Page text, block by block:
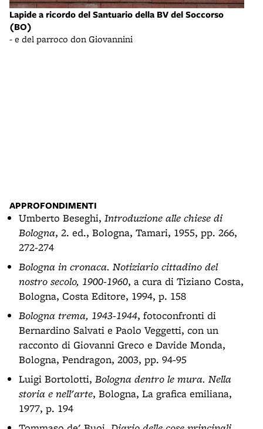
Lapide a ricordo del Santuario della BV del Soccorso
(BO)
- e del parroco don Giovannini
APPROFONDIMENTI
Umberto Beseghi, Introduzione alle chiese di
Bologna, 2. ed., Bologna, Tamari, 1955, pp. 266,
272-274
Bologna in cronaca. Notiziario cittadino del
nostro secolo, 1900-1960, a cura di Tiziano Costa,
Bologna, Costa Editore, 1994, p. 158
Bologna trema, 1943-1944, fotoconfronti di
Bernardino Salvati e Paolo Veggetti, con un
racconto di Giovanni Greco e Davide Monda,
Bologna, Pendragon, 2003, pp. 94-95
Luigi Bortolotti, Bologna dentro le mura. Nella
storia e nell'arte, Bologna, La grafica emiliana,
1977, p. 194